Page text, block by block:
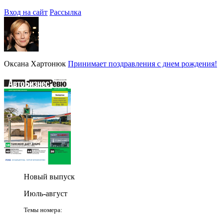
Вход на сайт Рассылка
Оксана Хартонюк Принимает поздравления с днем рождения!
Новый выпуск
Июль-август
Темы номера: